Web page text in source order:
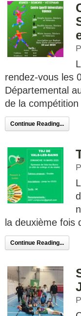
rendez-vous les
Départemental
de la
Continue Reading...
la deuxième
Continue Reading...